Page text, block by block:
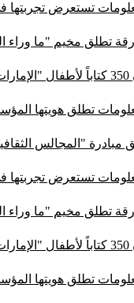
تستعرض تجربتها
تطلق مخيم "ما وراء
تطلق هويتها
مبادرة "المجالس
تستعرض تجربتها
تطلق مخيم "ما وراء
تطلق هويتها